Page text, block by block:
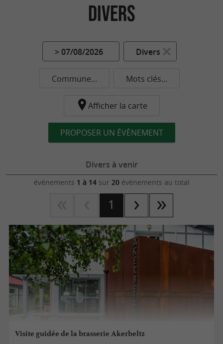
Divers
> 07/08/2026 Divers
Commune... Mots clés...
Afficher la carte
PROPOSER UN ÉVÈNEMENT
Divers à venir
évènements 1 à 14sur 20évènements au total
1
Visite guidée de la brasserie Akerbeltz